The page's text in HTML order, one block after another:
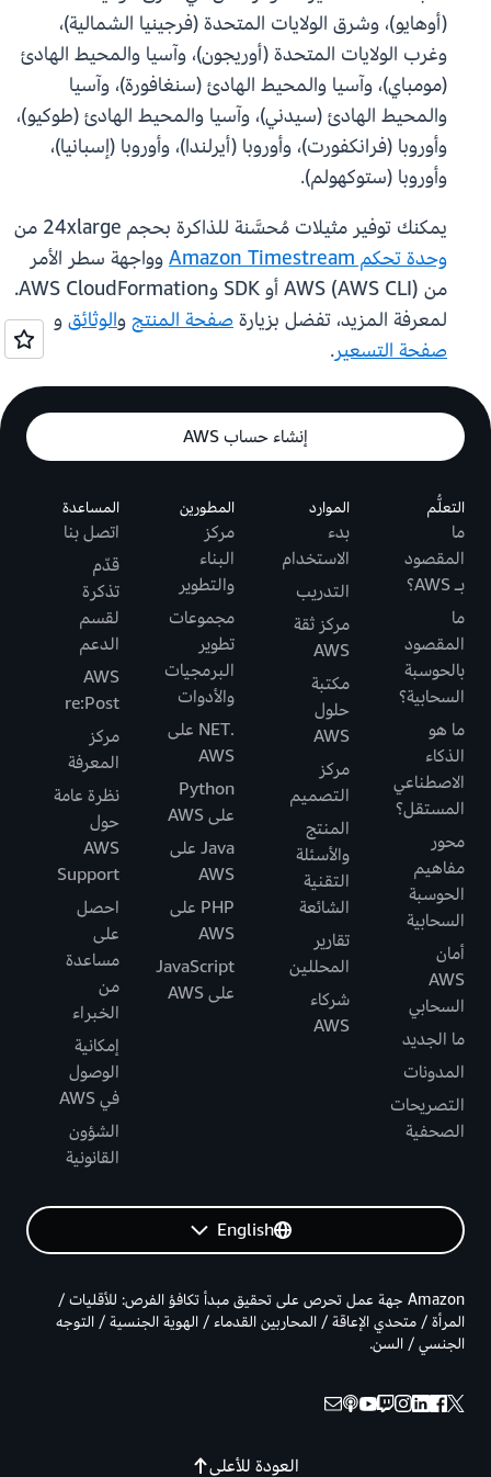
(أوهايو)، وشرق الولايات المتحدة (فرجينيا الشمالية)،
وغرب الولايات المتحدة (أوريجون)، وآسيا والمحيط الهادئ
(مومباي)، وآسيا والمحيط الهادئ (سنغافورة)، وآسيا
والمحيط الهادئ (سيدني)، وآسيا والمحيط الهادئ (طوكيو)،
وأوروبا (فرانكفورت)، وأوروبا (أيرلندا)، وأوروبا (إسبانيا)،
وأوروبا (ستوكهولم).
يمكنك توفير مثيلات مُحسَّنة للذاكرة بحجم 24xlarge من
وحدة تحكم Amazon Timestream
وواجهة سطر الأمر
من AWS (AWS CLI) أو SDK وAWS CloudFormation.
لمعرفة المزيد، تفضل بزيارةصفحة المنتجوالوثائقو
صفحة التسعير.
إنشاء حساب AWS
التعلُّم
ما
المقصود
بـ AWS؟
ما
المقصود
بالحوسبة
السحابية؟
ما هو
الذكاء
الاصطناعي
المستقل؟
محور
مفاهيم
الحوسبة
السحابية
أمان
AWS
السحابي
ما الجديد
المدونات
التصريحات
الصحفية
الموارد
بدء
الاستخدام
التدريب
مركز ثقة
AWS
مكتبة
حلول
AWS
مركز
التصميم
المنتج
والأسئلة
التقنية
الشائعة
تقارير
المحللين
شركاء
AWS
المطورين
مركز
البناء
والتطوير
مجموعات
تطوير
البرمجيات
والأدوات
.NET على
AWS
Python
على AWS
Java على
AWS
PHP على
AWS
JavaScript
على AWS
المساعدة
اتصل بنا
قدّم
تذكرة
لقسم
الدعم
AWS
re:Post
مركز
المعرفة
نظرة عامة
حول
AWS
Support
احصل
على
مساعدة
من
الخبراء
إمكانية
الوصول
في AWS
الشؤون
القانونية
English
العودة للأعلى
Amazon جهة عمل تحرص على تحقيق مبدأ تكافؤ الفرص: للأقليات /
المرأة / متحدي الإعاقة / المحاربين القدماء / الهوية الجنسية / التوجه
الجنسي / السن.